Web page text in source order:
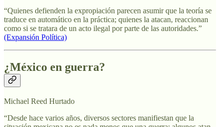
“Quienes defienden la expropiación parecen asumir que la teoría se
traduce en automático en la práctica; quienes la atacan, reaccionan
como si se tratara de un acto ilegal por parte de las autoridades.”
(Expansión Política)
¿México en guerra?
Michael Reed Hurtado
“Desde hace varios años, diversos sectores manifiestan que la